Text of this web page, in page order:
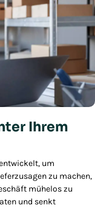
Ihrem
um
zu machen,
mühelos zu
und senkt